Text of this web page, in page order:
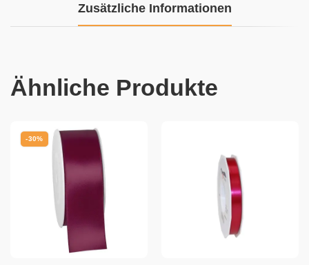
Zusätzliche Informationen
Ähnliche Produkte
-30%